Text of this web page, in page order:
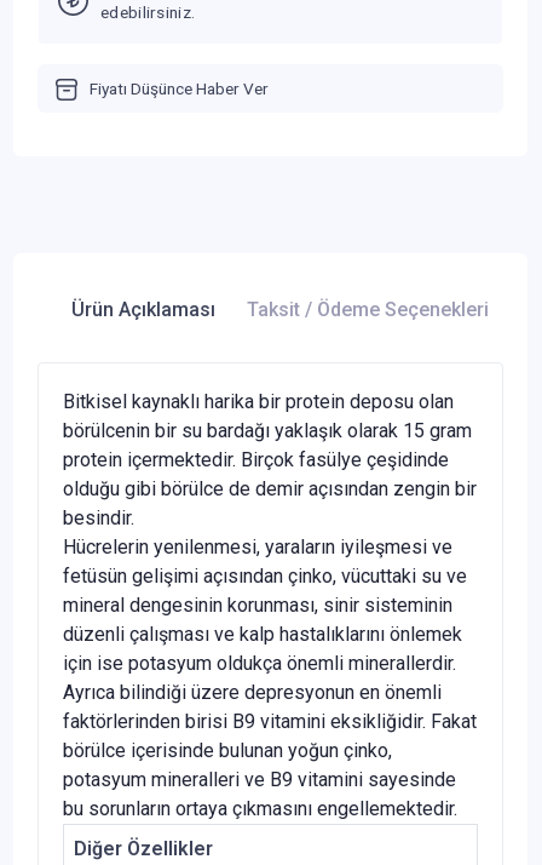
edebilirsiniz.
Fiyatı Düşünce Haber Ver
Ürün Açıklaması Taksit / Ödeme Seçenekleri
Bitkisel kaynaklı harika bir protein deposu olan
börülcenin bir su bardağı yaklaşık olarak 15 gram
protein içermektedir. Birçok fasülye çeşidinde
olduğu gibi börülce de demir açısından zengin bir
besindir.
Hücrelerin yenilenmesi, yaraların iyileşmesi ve
fetüsün gelişimi açısından çinko, vücuttaki su ve
mineral dengesinin korunması, sinir sisteminin
düzenli çalışması ve kalp hastalıklarını önlemek
için ise potasyum oldukça önemli minerallerdir.
Ayrıca bilindiği üzere depresyonun en önemli
faktörlerinden birisi B9 vitamini eksikliğidir. Fakat
börülce içerisinde bulunan yoğun çinko,
potasyum mineralleri ve B9 vitamini sayesinde
bu sorunların ortaya çıkmasını engellemektedir.
Diğer Özellikler